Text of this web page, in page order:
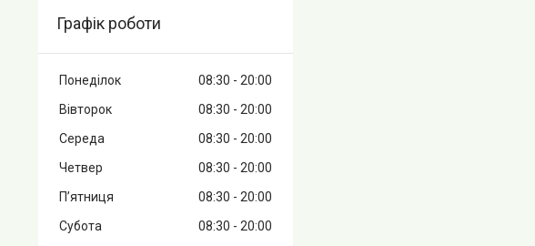
Графік роботи
Понеділок 08:30
20:00
Вівторок
08:30
20:00
Середа
08:30
20:00
Четвер
08:30
20:00
Пʼятниця
08:30
20:00
Субота
08:30
20:00